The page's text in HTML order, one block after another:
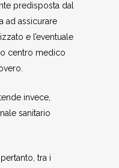
predisposta dal
ad assicurare
e l’eventuale
centro medico
invece,
sanitario
tra i